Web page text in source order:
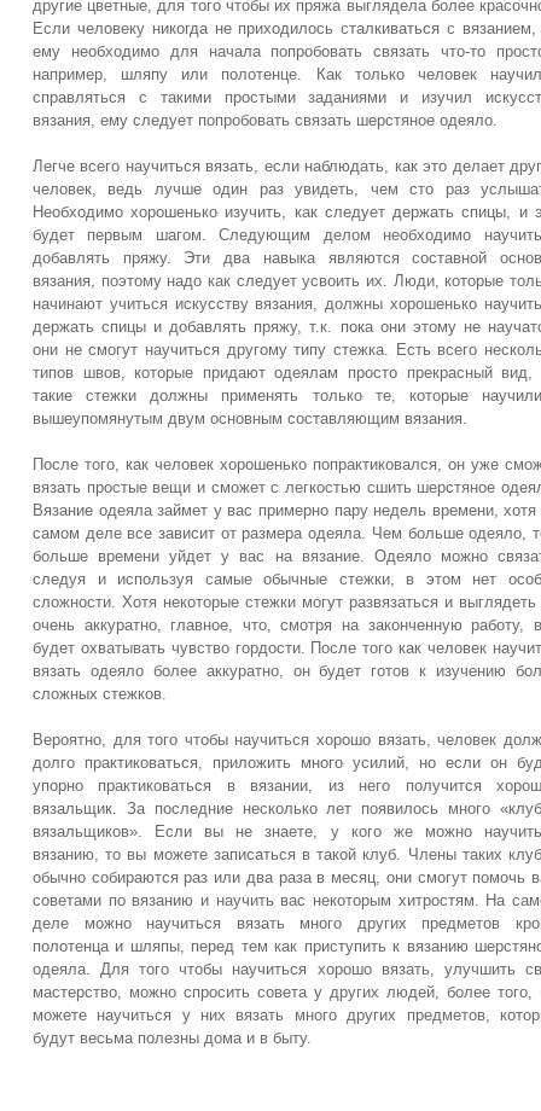
другие цветные, для того чтобы их пряжа выглядела более
Если человеку никогда не приходилось сталкиваться с вязанием,
ему необходимо для начала попробовать связать что-то
например, шляпу или полотенце. Как только человек
справляться с такими простыми заданиями и изучил
вязания, ему следует попробовать связать шерстяное одеяло.
Легче всего научиться вязать, если наблюдать, как это делает
человек, ведь лучше один раз увидеть, чем сто раз
Необходимо хорошенько изучить, как следует держать спицы, и
будет первым шагом. Следующим делом необходимо
добавлять пряжу. Эти два навыка являются составной
вязания, поэтому надо как следует усвоить их. Люди, которые
начинают учиться искусству вязания, должны хорошенько
держать спицы и добавлять пряжу, т.к. пока они этому не
они не смогут научиться другому типу стежка. Есть всего
типов швов, которые придают одеялам просто прекрасный вид,
такие стежки должны применять только те, которые
вышеупомянутым двум основным составляющим вязания.
После того, как человек хорошенько попрактиковался, он уже
вязать простые вещи и сможет с легкостью сшить шерстяное
Вязание одеяла займет у вас примерно пару недель времени, хотя
самом деле все зависит от размера одеяла. Чем больше одеяло,
больше времени уйдет у вас на вязание. Одеяло можно
следуя и используя самые обычные стежки, в этом нет
сложности. Хотя некоторые стежки могут развязаться и выглядеть
очень аккуратно, главное, что, смотря на законченную работу,
будет охватывать чувство гордости. После того как человек
вязать одеяло более аккуратно, он будет готов к изучению
сложных стежков.
Вероятно, для того чтобы научиться хорошо вязать, человек
долго практиковаться, приложить много усилий, но если он
упорно практиковаться в вязании, из него получится
вязальщик. За последние несколько лет появилось много
вязальщиков». Если вы не знаете, у кого же можно
вязанию, то вы можете записаться в такой клуб. Члены таких
обычно собираются раз или два раза в месяц, они смогут помочь
советами по вязанию и научить вас некоторым хитростям. На
деле можно научиться вязать много других предметов
полотенца и шляпы, перед тем как приступить к вязанию
одеяла. Для того чтобы научиться хорошо вязать, улучшить
мастерство, можно спросить совета у других людей, более того,
можете научиться у них вязать много других предметов,
будут весьма полезны дома и в быту.